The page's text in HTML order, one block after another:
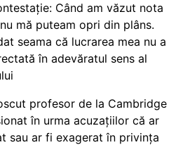
Când am văzut nota
mă puteam opri din plâns.
seama că lucrarea mea nu a
în adevăratul sens al
profesor de la Cambridge
în urma acuzațiilor că ar
sau ar fi exagerat în privința